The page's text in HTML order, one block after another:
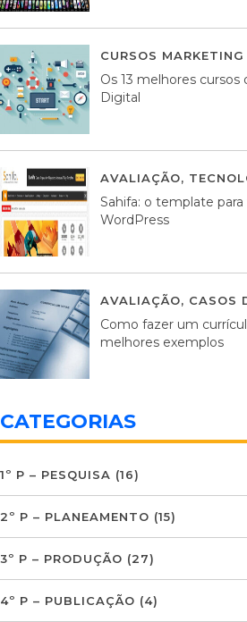
CURSOS
Os 13 melhores
Digital
AVALIAÇÃO,
Sahifa: o template
WordPress
AVALIAÇÃO, CASOS
Como fazer um
melhores exemplos
CATEGORIAS
1º P – PESQUISA (16)
2º P – PLANEAMENTO (15)
3º P – PRODUÇÃO (27)
4º P – PUBLICAÇÃO (4)